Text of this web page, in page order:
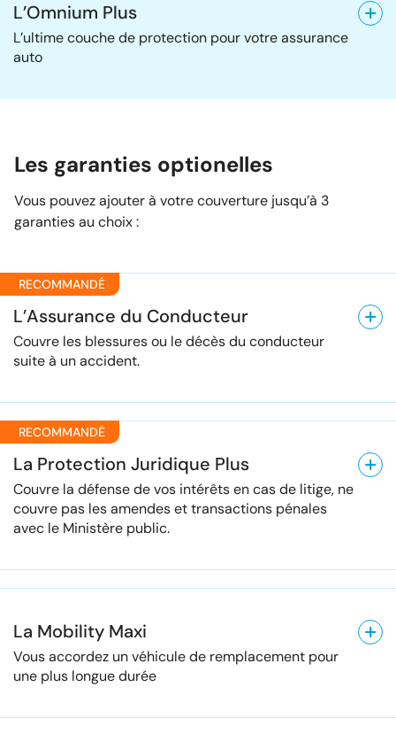
L’Omnium Plus
L’ultime couche de protection pour votre assurance
auto
Les garanties optionelles
Vous pouvez ajouter à votre couverture jusqu’à 3
garanties au choix :
RECOMMANDÉ
L’Assurance du Conducteur
Couvre les blessures ou le décès du conducteur
suite à un accident.
RECOMMANDÉ
La Protection Juridique Plus
Couvre la défense de vos intérêts en cas de litige, ne
couvre pas les amendes et transactions pénales
avec le Ministère public.
La Mobility Maxi
Vous accordez un véhicule de remplacement pour
une plus longue durée